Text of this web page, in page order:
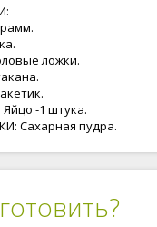
ложки.
-1 штука.
Сахарная пудра.